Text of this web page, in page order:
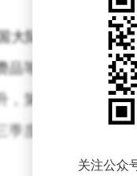
大陆招聘市场呈
品等行业结构性回
，第三季度同比
季度进入面试阶段
关注公众